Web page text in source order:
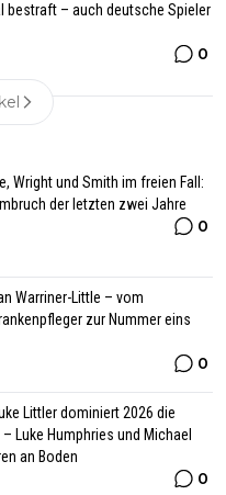
bestraft – auch deutsche Spieler
0
Wright und Smith im freien Fall:
der letzten zwei Jahre
0
Warriner-Little – vom
zur Nummer eins
0
Littler dominiert 2026 die
Luke Humphries und Michael
an Boden
0